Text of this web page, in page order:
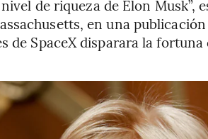
de riqueza de Elon Musk”,
en una
de SpaceX disparara la